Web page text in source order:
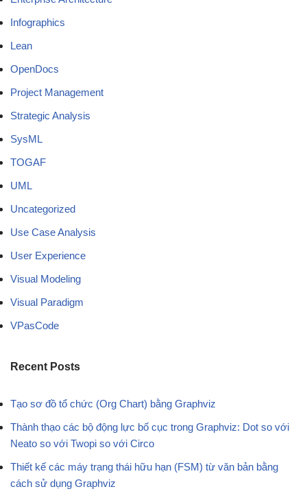
Infographics
Lean
OpenDocs
Project Management
Strategic Analysis
SysML
TOGAF
UML
Uncategorized
Use Case Analysis
User Experience
Visual Modeling
Visual Paradigm
VPasCode
Recent Posts
Tạo sơ đồ tổ chức (Org Chart) bằng Graphviz
Thành thạo các bộ động lực bố cục trong Graphviz: Dot so với
Neato so với Twopi so với Circo
Thiết kế các máy trạng thái hữu hạn (FSM) từ văn bản bằng
cách sử dụng Graphviz